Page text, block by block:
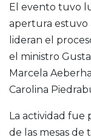
El evento tuvo
apertura estuvo
lideran el
el ministro
Marcela
Carolina
La actividad fue
de las mesas de